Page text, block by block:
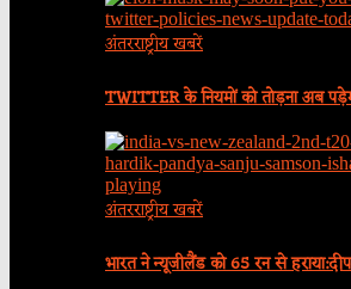
अंतरराष्ट्रीय खबरें
TWITTER के नियमों को तोड़ना अब
अंतरराष्ट्रीय खबरें
भारत ने न्यूजीलैंड को 65 रन से